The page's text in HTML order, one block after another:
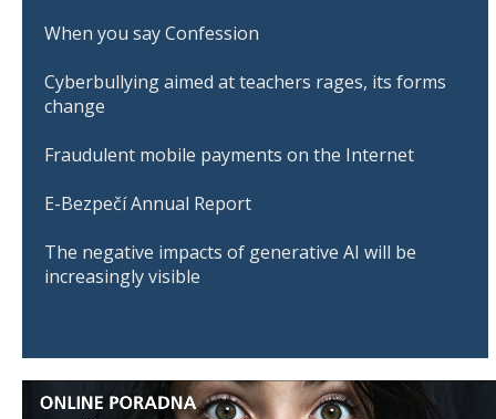
When you say Confession
Cyberbullying aimed at teachers rages, its forms
change
Fraudulent mobile payments on the Internet
E-Bezpečí Annual Report
The negative impacts of generative AI will be
increasingly visible